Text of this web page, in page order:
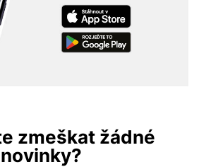
zmeškat žádné
novinky?